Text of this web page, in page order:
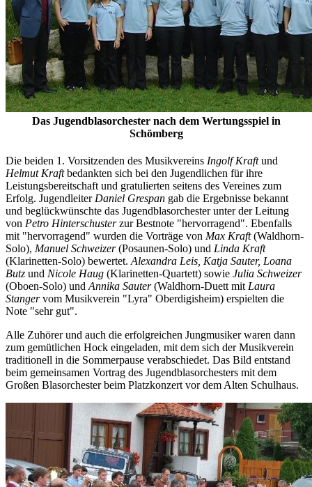
Das Jugendblasorchester nach dem Wertungsspiel in
Schömberg
Die beiden 1. Vorsitzenden des Musikvereins Ingolf Kraftund
Helmut Kraftbedankten sich bei den Jugendlichen für ihre
Leistungsbereitschaft und gratulierten seitens des Vereines zum
Erfolg. Jugendleiter Daniel Grespan gab die Ergebnisse bekannt
und beglückwünschte das Jugendblasorchester unter der Leitung
von Petro Hinterschusterzur Bestnote "hervorragend". Ebenfalls
mit "hervorragend" wurden die Vorträge von Max Kraft(Waldhorn-
Solo), Manuel Schweizer(Posaunen-Solo) und Linda Kraft
(Klarinetten-Solo) bewertet. Alexandra Leis, Katja Sauter, Loana
Butz und Nicole Haug (Klarinetten-Quartett) sowie Julia Schweizer
(Oboen-Solo) und Annika Sauter(Waldhorn-Duett mit Laura
Stangervom Musikverein "Lyra" Oberdigisheim) erspielten die
Note "sehr gut".
Alle Zuhörer und auch die erfolgreichen Jungmusiker waren dann
zum gemütlichen Hock eingeladen, mit dem sich der Musikverein
traditionell in die Sommerpause verabschiedet. Das Bild entstand
beim gemeinsamen Vortrag des Jugendblasorchesters mit dem
Großen Blasorchester beim Platzkonzert vor dem Alten Schulhaus.